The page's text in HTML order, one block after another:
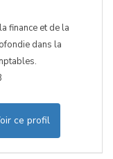
finance et de la
dans la
ce profil